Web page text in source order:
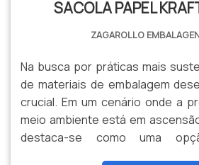
Kraft é uma solução versátil
consciência ecológica,
conscientes.
SACOLA PAPEL
ZAGAROLLO
Na busca por práticas mais
de materiais de embalagem
crucial. Em um cenário onde a
meio ambiente está em
destaca-se como uma